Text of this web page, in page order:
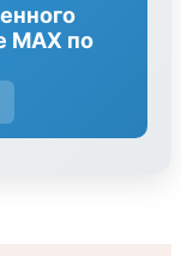
МАХ по